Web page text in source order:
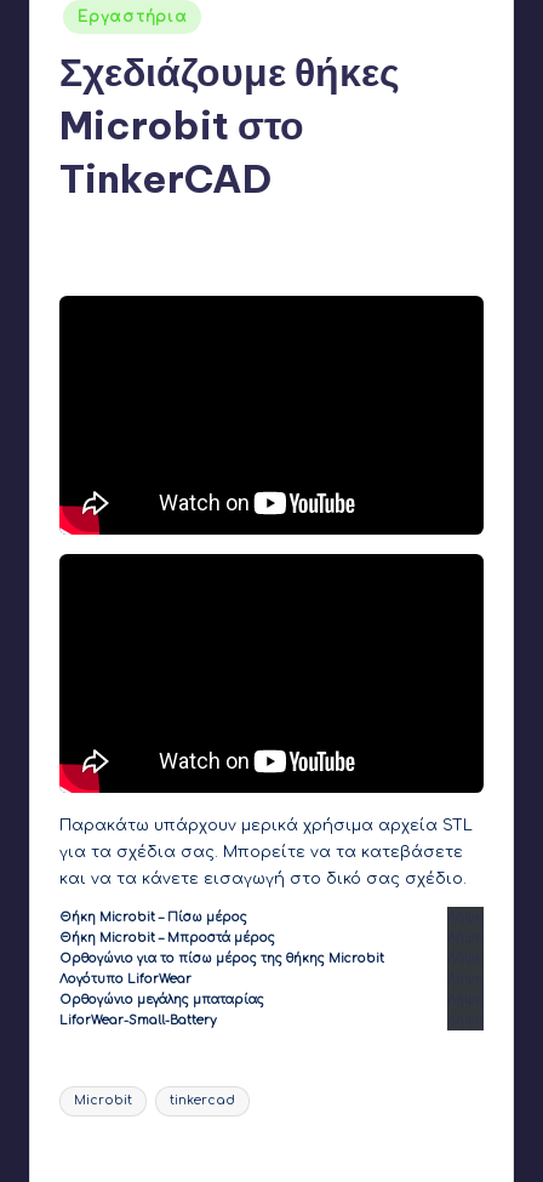
Αναρτήθηκε
σε
Εργαστήρια
Σχεδιάζουμε θήκες
Microbit στο
TinkerCAD
Παρακάτω υπάρχουν μερικά χρήσιμα αρχεία STL
για τα σχέδια σας. Μπορείτε να τα κατεβάσετε
και να τα κάνετε εισαγωγή στο δικό σας σχέδιο.
Θήκη Microbit – Πίσω μέρος
Λήψη
Θήκη Microbit – Μπροστά μέρος
Λήψη
Ορθογώνιο για το πίσω μέρος της θήκης Microbit
Λήψη
Λογότυπο LiforWear
Λήψη
Ορθογώνιο μεγάλης μπαταρίας
Λήψη
LiforWear-Small-Battery
Λήψη
Ετικέτες:
Microbit tinkercad